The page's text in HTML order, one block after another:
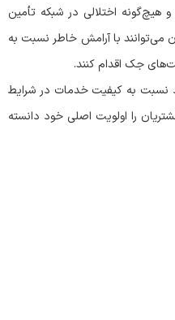
هیچ‌گونه اختلالی در شبکه تأمین
می‌توانند با آرامش خاطر نسبت به
جک اقدام کنند.
نسبت به کیفیت خدمات در شرایط
را اولویت اصلی خود دانسته